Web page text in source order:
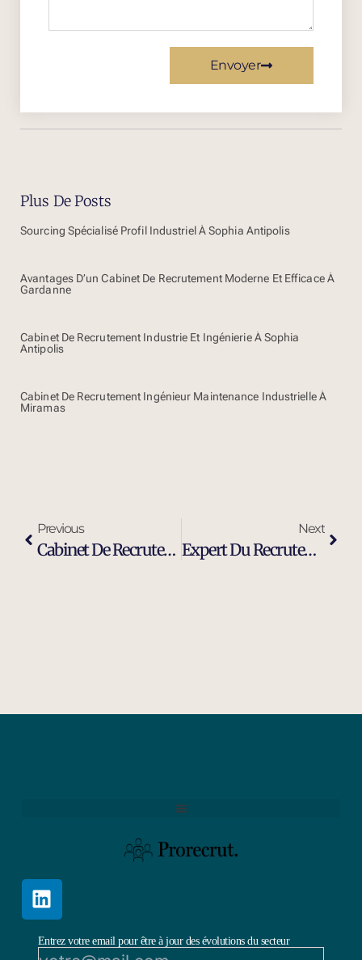
Envoyer
Plus De Posts
Sourcing Spécialisé Profil Industriel À Sophia Antipolis
Avantages D’un Cabinet De Recrutement Moderne Et Efficace À
Gardanne
Cabinet De Recrutement Industrie Et Ingénierie À Sophia
Antipolis
Cabinet De Recrutement Ingénieur Maintenance Industrielle À
Miramas
Previous
Cabinet De Recrutement Ingénieur Maintenance Industrielle À Grasse
Next
Expert Du Recrutement D’ingénieurs Et Cadres Dirigeants À Grasse
Entrez votre email pour être à jour des évolutions du secteur